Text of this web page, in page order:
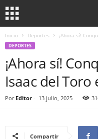
Inicio Deportes ¡Ahora sí!
DEPORTES
¡Ahora sí!
Isaac del Toro
Por Editor - 13 julio, 2025
Compartir